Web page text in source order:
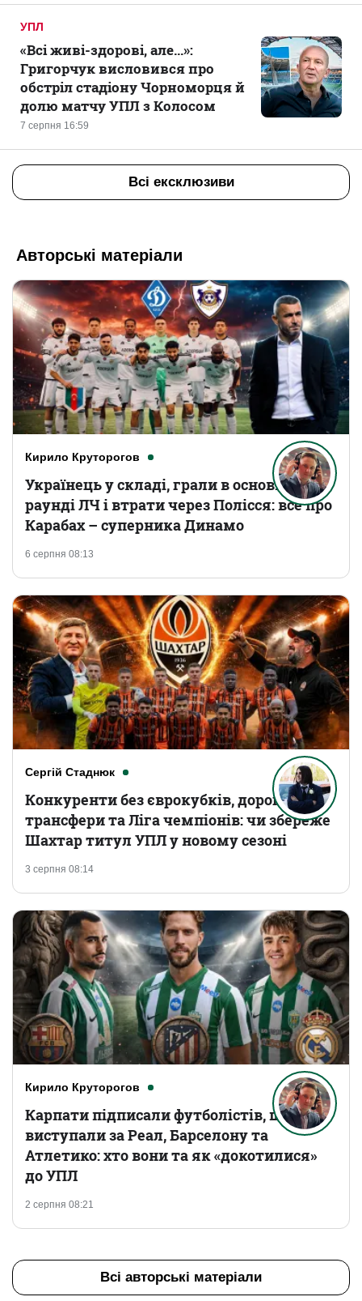
УПЛ
7 серпня 16:59
«Всі живі-здорові, але...»:
Григорчук висловився про
обстріл стадіону Чорноморця й
долю матчу УПЛ з Колосом
Всі ексклюзиви
Авторські матеріали
Кирило Круторогов
6 серпня 08:13
Українець у складі, грали в основному
раунді ЛЧ і втрати через Полісся: все про
Карабах – суперника Динамо
Сергій Стаднюк
3 серпня 08:14
Конкуренти без єврокубків, дорогі
трансфери та Ліга чемпіонів: чи збереже
Шахтар титул УПЛ у новому сезоні
Кирило Круторогов
2 серпня 08:21
Карпати підписали футболістів, що
виступали за Реал, Барселону та
Атлетико: хто вони та як «докотилися»
до УПЛ
Всі авторські матеріали